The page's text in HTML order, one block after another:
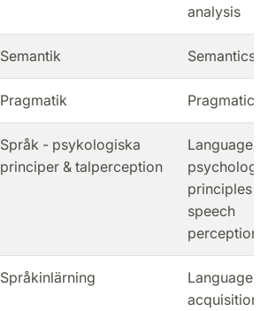
analysis
Semantik Semantics
Pragmatik Pragmatics
Språk - psykologiska
principer & talperception
Language -
principles &
speech
perception
Språkinlärning
Language
acquisition